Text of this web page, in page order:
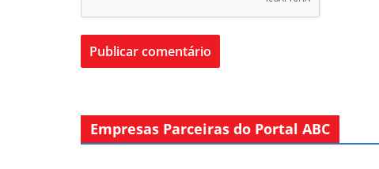
Empresas Parceiras do Portal ABC